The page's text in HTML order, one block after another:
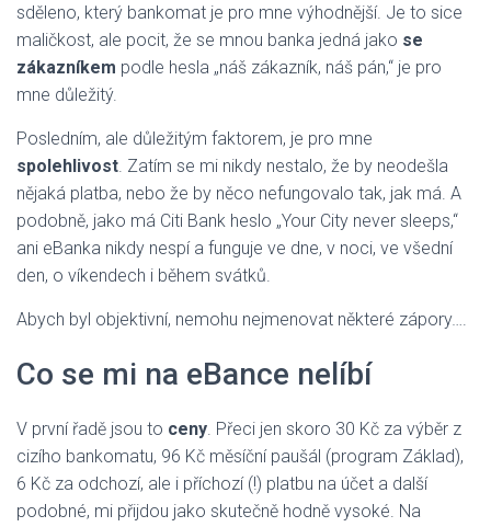
sděleno, který bankomat je pro mne výhodnější. Je to sice
maličkost, ale pocit, že se mnou banka jedná jako se
zákazníkem podle hesla „náš zákazník, náš pán,“ je pro
mne důležitý.
Posledním, ale důležitým faktorem, je pro mne
spolehlivost. Zatím se mi nikdy nestalo, že by neodešla
nějaká platba, nebo že by něco nefungovalo tak, jak má. A
podobně, jako má Citi Bank heslo „Your City never sleeps,“
ani eBanka nikdy nespí a funguje ve dne, v noci, ve všední
den, o víkendech i během svátků.
Abych byl objektivní, nemohu nejmenovat některé zápory….
Co se mi na eBance nelíbí
V první řadě jsou to ceny. Přeci jen skoro 30 Kč za výběr z
cizího bankomatu, 96 Kč měsíční paušál (program Základ),
6 Kč za odchozí, ale i příchozí (!) platbu na účet a další
podobné, mi přijdou jako skutečně hodně vysoké. Na